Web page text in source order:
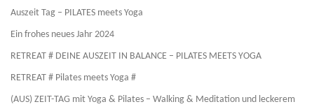
Auszeit Tag – PILATES meets Yoga
Ein frohes neues Jahr 2024
RETREAT # DEINE AUSZEIT IN BALANCE – PILATES MEETS YOGA
RETREAT # Pilates meets Yoga #
(AUS) ZEIT-TAG mit Yoga & Pilates – Walking & Meditation und leckerem